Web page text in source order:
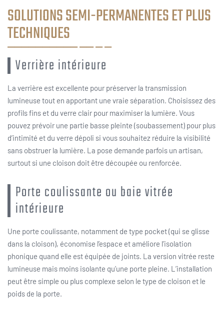
SOLUTIONS SEMI-PERMANENTES ET PLUS
TECHNIQUES
Verrière intérieure
La verrière est excellente pour préserver la transmission
lumineuse tout en apportant une vraie séparation. Choisissez des
profils fins et du verre clair pour maximiser la lumière. Vous
pouvez prévoir une partie basse pleinte (soubassement) pour plus
d’intimité et du verre dépoli si vous souhaitez réduire la visibilité
sans obstruer la lumière. La pose demande parfois un artisan,
surtout si une cloison doit être découpée ou renforcée.
Porte coulissante ou baie vitrée
intérieure
Une porte coulissante, notamment de type pocket (qui se glisse
dans la cloison), économise l’espace et améliore l’isolation
phonique quand elle est équipée de joints. La version vitrée reste
lumineuse mais moins isolante qu’une porte pleine. L’installation
peut être simple ou plus complexe selon le type de cloison et le
poids de la porte.